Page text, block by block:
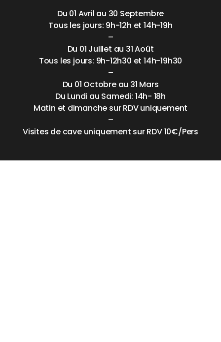
Du 01 Avril au 30 Septembre
Tous les jours: 9h-12h et 14h-19h
–
Du 01 Juillet au 31 Août
Tous les jours: 9h-12h30 et 14h-19h30
–
Du 01 Octobre au 31 Mars
Du Lundi au Samedi: 14h- 18h
Matin et dimanche sur RDV uniquement
–
Visites de cave uniquement sur RDV 10€/Pers